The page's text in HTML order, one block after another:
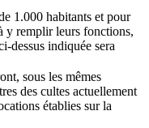
1.000 habitants et pour
y remplir leurs fonctions,
dessus indiquée sera
sous les mêmes
des cultes actuellement
établies sur la